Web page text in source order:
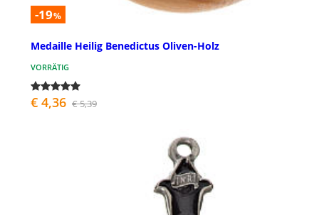
-19%
Medaille Heilig Benedictus Oliven-Holz
VORRÄTIG
€ 4,36 € 5,39